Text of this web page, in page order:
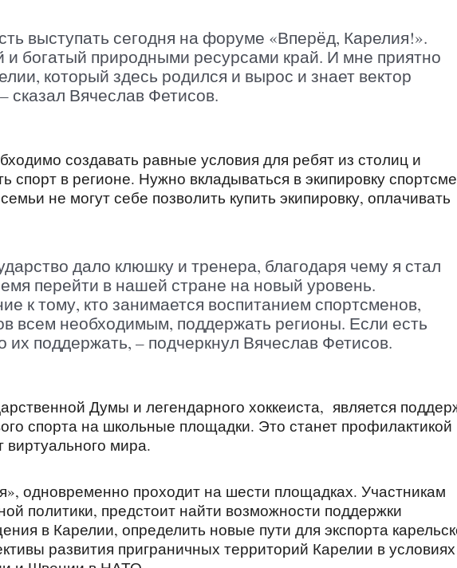
выступать сегодня на форуме «Вперёд, Карелия!».
и богатый природными ресурсами край. И мне приятно
который здесь родился и вырос и знает вектор
сказал Вячеслав Фетисов.
создавать равные условия для ребят из столиц и
спорт в регионе. Нужно вкладываться в экипировку
не могут себе позволить купить экипировку, оплачивать
дало клюшку и тренера, благодаря чему я стал
перейти в нашей стране на новый уровень.
к тому, кто занимается воспитанием спортсменов,
всем необходимым, поддержать регионы. Если есть
их поддержать, – подчеркнул Вячеслав Фетисов.
Думы и легендарного хоккеиста, является
спорта на школьные площадки. Это станет профилактикой
мира.
одновременно проходит на шести площадках. Участникам
политики, предстоит найти возможности поддержки
в Карелии, определить новые пути для экспорта
развития приграничных территорий Карелии в условиях